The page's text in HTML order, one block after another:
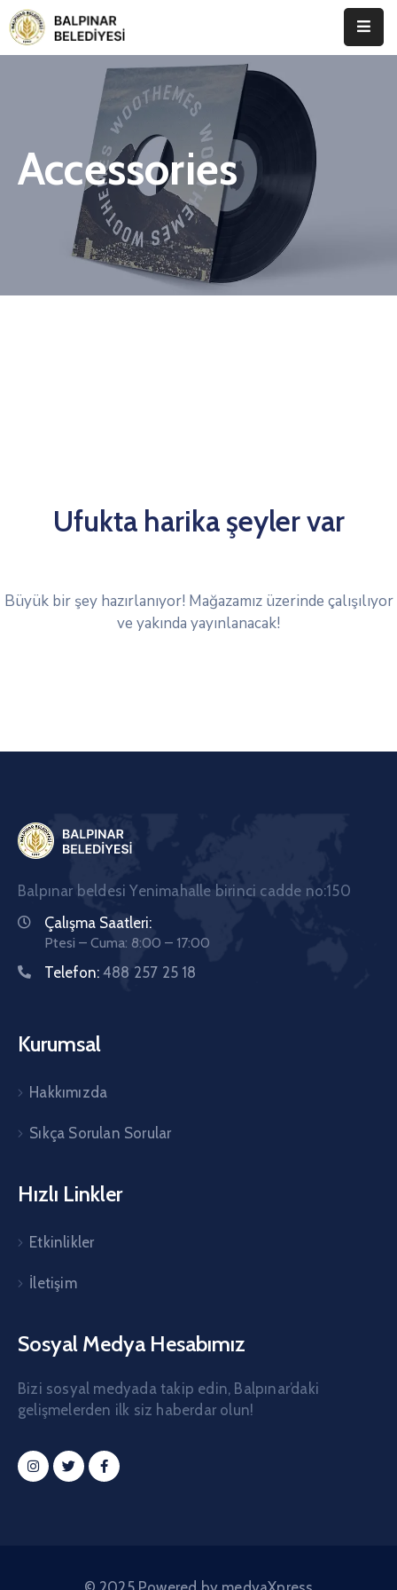
Etkinlikler
Accessories
Ufukta harika şeyler var
Büyük bir şey hazırlanıyor! Mağazamız üzerinde çalışılıyor
ve yakında yayınlanacak!
Balpınar beldesi Yenimahalle birinci cadde no:150
Çalışma Saatleri:
Ptesi – Cuma: 8:00 – 17:00
Telefon: 488 257 25 18
Kurumsal
Hakkımızda
Sıkça Sorulan Sorular
Hızlı Linkler
Etkinlikler
İletişim
Sosyal Medya Hesabımız
Bizi sosyal medyada takip edin, Balpınar’daki
gelişmelerden ilk siz haberdar olun!